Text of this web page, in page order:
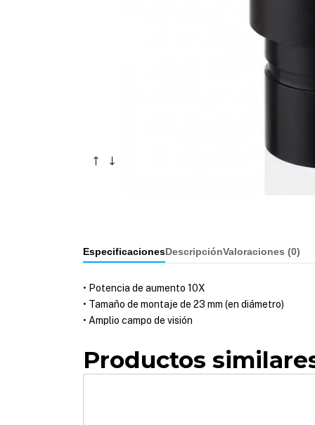
EspecificacionesDescripciónValoraciones (0)
• Potencia de aumento 10X
• Tamaño de montaje de 23 mm (en diámetro)
• Amplio campo de visión
Productos